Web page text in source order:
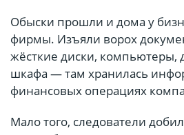
Обыски прошли и дома у
фирмы. Изъяли ворох
жёсткие диски, компьютеры,
шкафа — там хранилась
финансовых операциях
Мало того, следователи